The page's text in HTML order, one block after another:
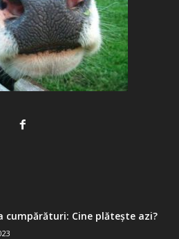
cumpărături: Cine plătește azi?